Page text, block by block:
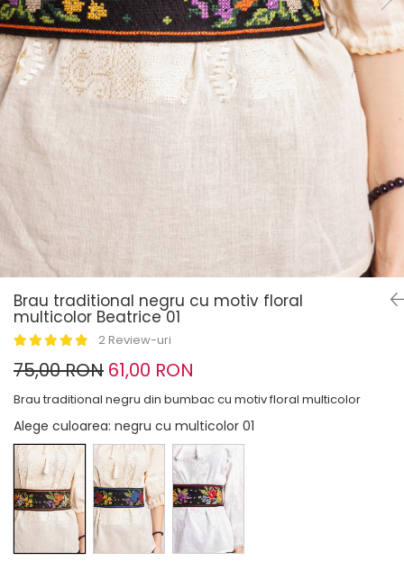
Brau traditional negru cu motiv floral
multicolor Beatrice 01
2 Review-uri
75,00 RON 61,00 RON
Brau traditional negru din bumbac cu motiv floral multicolor
Alege culoarea: negru cu multicolor 01